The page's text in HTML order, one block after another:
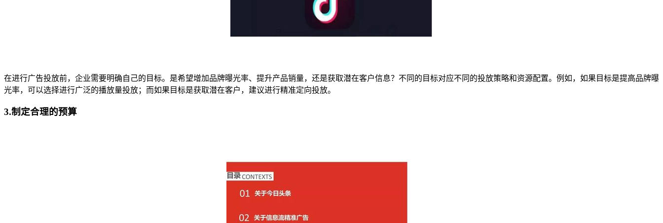
在进行广告投放前，企业需要明确自己的目标。是希望增加品牌曝光率、提升产品销量，还是获取潜在客户信息？不同的目标对应不同的投放策略和资源配置。例如，如果目标是提高品牌曝
光率，可以选择进行广泛的播放量投放；而如果目标是获取潜在客户，建议进行精准定向投放。
3.制定合理的预算